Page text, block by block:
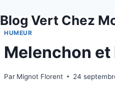
au
contenu
Blog Vert Chez
HUMEUR
Melenchon
Par Mignot Florent 24